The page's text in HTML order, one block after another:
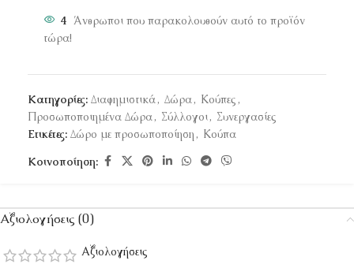
4 Άνθρωποι που παρακολουθούν αυτό το προϊόν
τώρα!
Κατηγορίες: Διαφημιστικά, Δώρα, Κούπες ,
Προσωποποιημένα Δώρα, Σύλλογοι, Συνεργασίες
Ετικέτες: Δώρο με προσωποποίηση , Κούπα
Κοινοποίηση:
Αξιολογήσεις (0)
Αξιολογήσεις